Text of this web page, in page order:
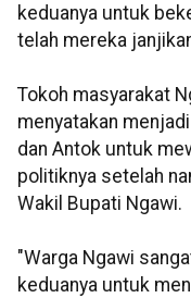
keduanya untuk
telah mereka
Tokoh masyarakat
menyatakan
dan Antok untuk
politiknya setelah
Wakil Bupati Ngawi.
"Warga Ngawi
keduanya untuk